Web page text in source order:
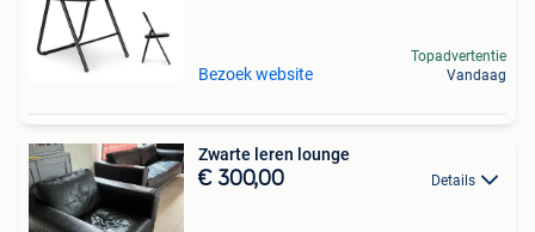
Bezoek website
Topadvertentie
Vandaag
Zwarte leren lounge
€ 300,00 Details